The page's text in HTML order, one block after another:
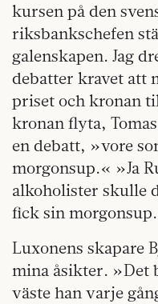
kursen på den
riksbankschefen
galenskapen. Jag
debatter kravet att
priset och kronan
kronan flyta,
en debatt, »vore
morgonsup.« »Ja
alkoholister skulle
fick sin
Luxonens skapare
mina åsikter. »Det
väste han varje